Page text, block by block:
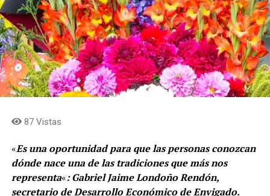
87 Vistas
«Es una oportunidad para que las personas conozcan
dónde nace una de las tradiciones que más nos
representa«: Gabriel Jaime Londoño Rendón,
secretario de Desarrollo Económico de Envigado.